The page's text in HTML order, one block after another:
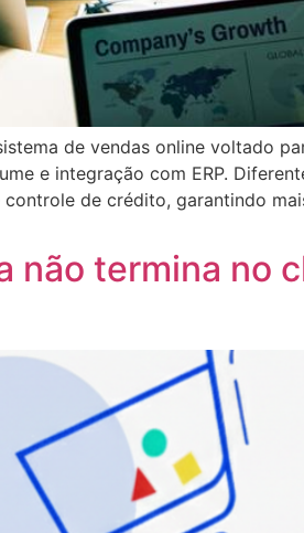
de vendas online voltado
e integração com ERP.
de crédito, garantindo
não termina no